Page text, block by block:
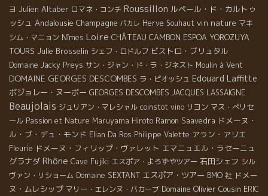
ヨ Julien Altaber ロマネ・コンチ Roussillon ルペール・ド・カルトゥ
ッシュ Andalousie Champagne パカレ Herve Souhaut vin nature マキ
シム・マニョン Nîmes Loire CHÂTEAU CAMBON ESPOA YOROZUYA
TOURS Julie Brosselin シェフ・ロドルフ ビストロ・ブリュタル
Domaine Jacky Preys サン・ジャン・ド・ラ・ジネスト Moulin à Vent
DOMAINE GEORGES DESCOMBES ラ・ピオッシュ Edouard Laffitte
ボジョレー・ヌーボー GEORGES DESCOMBES JACQUES LASSAIGNE
Beaujolais ジュリアン・マレシャル coinstot vino リヨン マス・ぺリセ
ール Passion et Nature Maruyama Hiroto Ramon Saavedra ドメーヌ・
ル・ブ・デュ・モンド Elian Da Ros Philippe Valette アラン・アリエ
Fleurie ドメーヌ・フィリップ・ヴァレット エマニュエル・ラセーニュ
グラナダ Rhône Cave Fujiki エスポア・よろずやツアー 石田シェフ シル
ヴァン・リショーム Domaine SEXTANT エスポア・ツアー BMO 社 ドメー
ヌ・ムレシップ マリー・エレンヌ・バカーブ Domaine Olivier Cousin ERIC